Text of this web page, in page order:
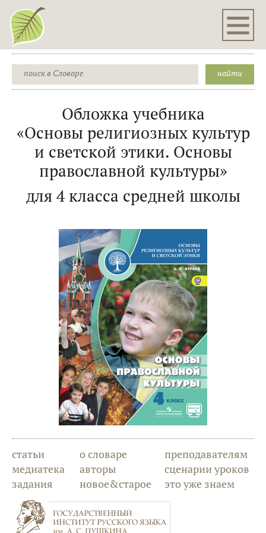
Обложка учебника
«Основы религиозных культур
и светской этики. Основы
православной культуры»
для 4 класса средней школы
статьи
медиатека
задания
о словаре
авторы
новое&старое
преподавателям
сценарии уроков
это уже знаем